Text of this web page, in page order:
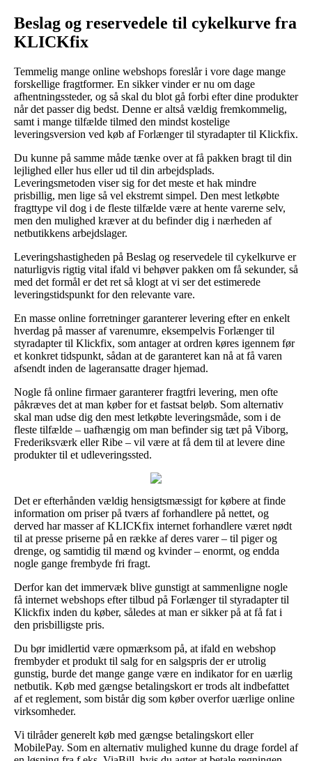
Beslag og reservedele til cykelkurve fra
KLICKfix
Temmelig mange online webshops foreslår i vore dage mange
forskellige fragtformer. En sikker vinder er nu om dage
afhentningssteder, og så skal du blot gå forbi efter dine produkter
når det passer dig bedst. Denne er altså vældig fremkommelig,
samt i mange tilfælde tilmed den mindst kostelige
leveringsversion ved køb af Forlænger til styradapter til Klickfix.
Du kunne på samme måde tænke over at få pakken bragt til din
lejlighed eller hus eller ud til din arbejdsplads.
Leveringsmetoden viser sig for det meste et hak mindre
prisbillig, men lige så vel ekstremt simpel. Den mest letkøbte
fragttype vil dog i de fleste tilfælde være at hente varerne selv,
men den mulighed kræver at du befinder dig i nærheden af
netbutikkens arbejdslager.
Leveringshastigheden på Beslag og reservedele til cykelkurve er
naturligvis rigtig vital ifald vi behøver pakken om få sekunder, så
med det formål er det ret så klogt at vi ser det estimerede
leveringstidspunkt for den relevante vare.
En masse online forretninger garanterer levering efter en enkelt
hverdag på masser af varenumre, eksempelvis Forlænger til
styradapter til Klickfix, som antager at ordren køres igennem før
et konkret tidspunkt, sådan at de garanteret kan nå at få varen
afsendt inden de lageransatte drager hjemad.
Nogle få online firmaer garanterer fragtfri levering, men ofte
påkræves det at man køber for et fastsat beløb. Som alternativ
skal man udse dig den mest letkøbte leveringsmåde, som i de
fleste tilfælde – uafhængig om man befinder sig tæt på Viborg,
Frederiksværk eller Ribe – vil være at få dem til at levere dine
produkter til et udleveringssted.
Det er efterhånden vældig hensigtsmæssigt for købere at finde
information om priser på tværs af forhandlere på nettet, og
derved har masser af KLICKfix internet forhandlere været nødt
til at presse priserne på en række af deres varer – til piger og
drenge, og samtidig til mænd og kvinder – enormt, og endda
nogle gange frembyde fri fragt.
Derfor kan det immervæk blive gunstigt at sammenligne nogle
få internet webshops efter tilbud på Forlænger til styradapter til
Klickfix inden du køber, således at man er sikker på at få fat i
den prisbilligste pris.
Du bør imidlertid være opmærksom på, at ifald en webshop
frembyder et produkt til salg for en salgspris der er utrolig
gunstig, burde det mange gange være en indikator for en uærlig
netbutik. Køb med gængse betalingskort er trods alt indbefattet
af et reglement, som bistår dig som køber overfor uærlige online
virksomheder.
Vi tilråder generelt køb med gængse betalingskort eller
MobilePay. Som en alternativ mulighed kunne du drage fordel af